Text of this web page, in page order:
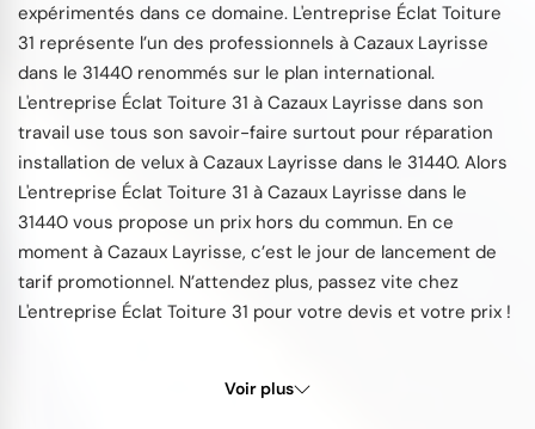
expérimentés dans ce domaine. L'entreprise Éclat Toiture
31 représente l’un des professionnels à Cazaux Layrisse
dans le 31440 renommés sur le plan international.
L'entreprise Éclat Toiture 31 à Cazaux Layrisse dans son
travail use tous son savoir-faire surtout pour réparation
installation de velux à Cazaux Layrisse dans le 31440. Alors
L'entreprise Éclat Toiture 31 à Cazaux Layrisse dans le
31440 vous propose un prix hors du commun. En ce
moment à Cazaux Layrisse, c’est le jour de lancement de
tarif promotionnel. N’attendez plus, passez vite chez
L'entreprise Éclat Toiture 31 pour votre devis et votre prix !
Voir plus